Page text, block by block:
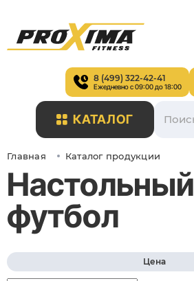
8 (499) 322-42-41
Ежедневно с 09:00 до 18:00
КАТАЛОГ
Главная Каталог продукции
Настольный
футбол
Цена